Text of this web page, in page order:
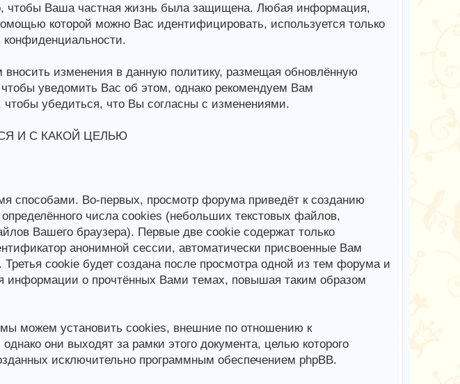
чтобы Ваша частная жизнь была защищена. Любая информация,
которой можно Вас идентифицировать, используется только
конфиденциальности.
изменения в данную политику, размещая обновлённую
уведомить Вас об этом, однако рекомендуем Вам
чтобы убедиться, что Вы согласны с изменениями.
И С КАКОЙ ЦЕЛЬЮ
способами. Во-первых, просмотр форума приведёт к созданию
числа cookies (небольших текстовых файлов,
Вашего браузера). Первые две cookie содержат только
анонимной сессии, автоматически присвоенные Вам
cookie будет создана после просмотра одной из тем форума и
информации о прочтённых Вами темах, повышая таким образом
можем установить cookies, внешние по отношению к
они выходят за рамки этого документа, целью которого
исключительно программным обеспечением phpBB.